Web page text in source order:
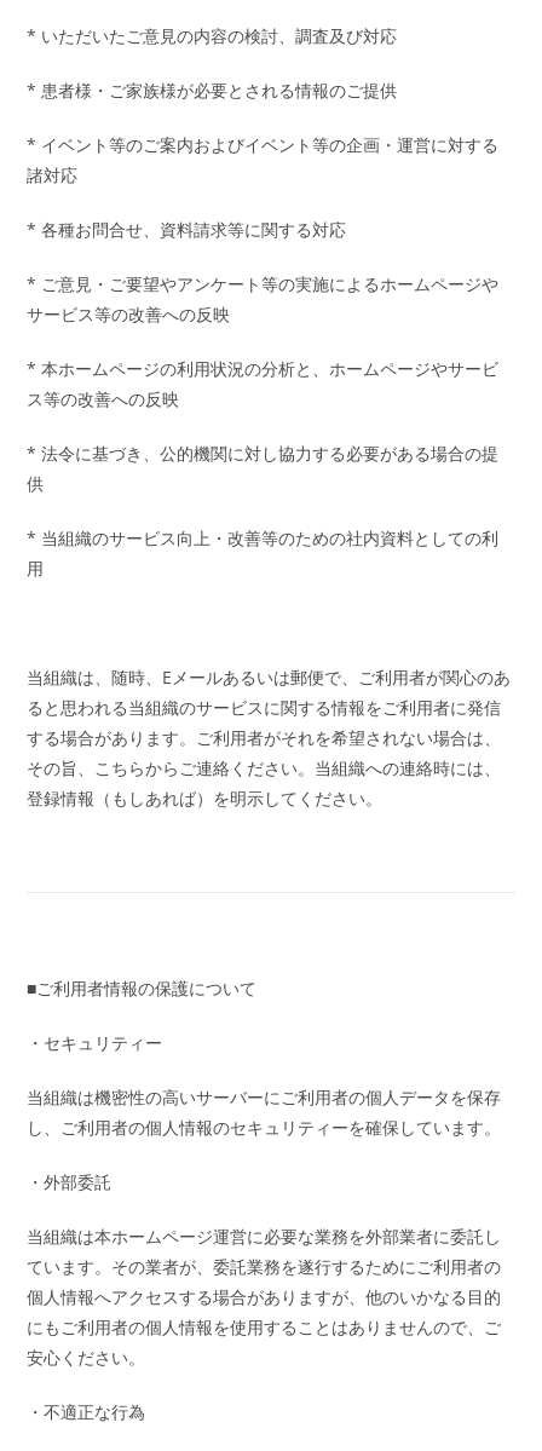
* いただいたご意見の内容の検討、調査及び対応
* 患者様・ご家族様が必要とされる情報のご提供
* イベント等のご案内およびイベント等の企画・運営に対する
諸対応
* 各種お問合せ、資料請求等に関する対応
* ご意見・ご要望やアンケート等の実施によるホームページや
サービス等の改善への反映
* 本ホームページの利用状況の分析と、ホームページやサービ
ス等の改善への反映
* 法令に基づき、公的機関に対し協力する必要がある場合の提
供
* 当組織のサービス向上・改善等のための社内資料としての利
用
当組織は、随時、Eメールあるいは郵便で、ご利用者が関心のあ
ると思われる当組織のサービスに関する情報をご利用者に発信
する場合があります。ご利用者がそれを希望されない場合は、
その旨、こちらからご連絡ください。当組織への連絡時には、
登録情報（もしあれば）を明示してください。
■ご利用者情報の保護について
・セキュリティー
当組織は機密性の高いサーバーにご利用者の個人データを保存
し、ご利用者の個人情報のセキュリティーを確保しています。
・外部委託
当組織は本ホームページ運営に必要な業務を外部業者に委託し
ています。その業者が、委託業務を遂行するためにご利用者の
個人情報へアクセスする場合がありますが、他のいかなる目的
にもご利用者の個人情報を使用することはありませんので、ご
安心ください。
・不適正な行為